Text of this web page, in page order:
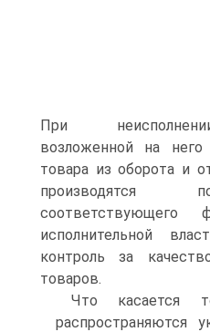
При
возложенной на него
товара из оборота и
производятся
соответствующего
исполнительной
контроль за
товаров.
Что касается
распространяются